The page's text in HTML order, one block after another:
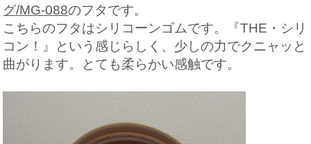
グ/MG-088のフタです。
こちらのフタはシリコーンゴムです。『THE・シリ
コン！』という感じらしく、少しの力でクニャッと
曲がります。とても柔らかい感触です。